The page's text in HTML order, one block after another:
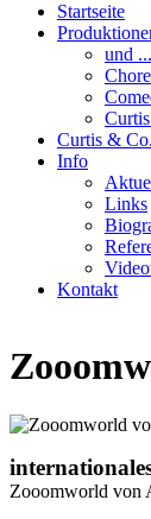
Startseite
und ...
Curtis & Co.
Info
Links
Kontakt
Zooomworld von